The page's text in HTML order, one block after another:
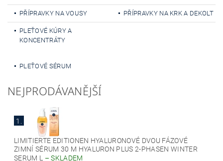
PŘÍPRAVKY NA VOUSY PŘÍPRAVKY NA KRK A DEKOLT
PLEŤOVÉ KÚRY A
KONCENTRÁTY
PLEŤOVÉ SÉRUM
NEJPRODÁVANĚJŠÍ
1.
LIMITIERTE EDITIONEN HYALURONOVÉ DVOU FÁZOVÉ
ZIMNÍ SÉRUM 30 M HYALURON PLUS 2-PHASEN WINTER
SERUM L –SKLADEM